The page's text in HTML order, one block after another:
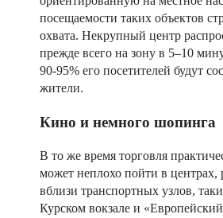
посещаемости таких объектов
охвата. Некрупный центр
прежде всего на зону в 5–10
90-95% его посетителей будут
жители.
Кино и немного шопинга
В то же время торговля
может неплохо пойти в
вблизи транспортных узлов,
Курском вокзале и